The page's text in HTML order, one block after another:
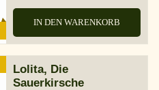
IN DEN WARENKORB
Lolita, Die
Sauerkirsche